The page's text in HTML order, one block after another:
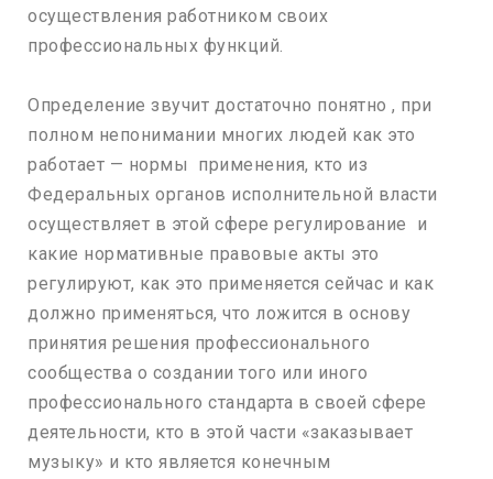
осуществления работником своих
профессиональных функций.
Определение звучит достаточно понятно , при
полном непонимании многих людей как это
работает — нормы применения, кто из
Федеральных органов исполнительной власти
осуществляет в этой сфере регулирование и
какие нормативные правовые акты это
регулируют, как это применяется сейчас и как
должно применяться, что ложится в основу
принятия решения профессионального
сообщества о создании того или иного
профессионального стандарта в своей сфере
деятельности, кто в этой части «заказывает
музыку» и кто является конечным